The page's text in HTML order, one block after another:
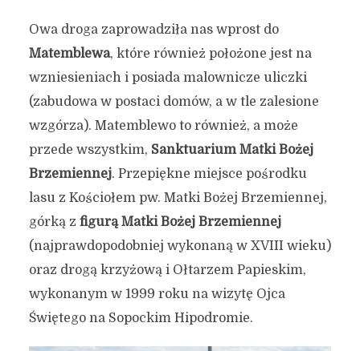
Owa droga zaprowadziła nas wprost do
Matemblewa, które również położone jest na
wzniesieniach i posiada malownicze uliczki
(zabudowa w postaci domów, a w tle zalesione
wzgórza). Matemblewo to również, a może
przede wszystkim, Sanktuarium Matki Bożej
Brzemiennej. Przepiękne miejsce pośrodku
lasu z Kościołem pw. Matki Bożej Brzemiennej,
górką z figurą Matki Bożej Brzemiennej
(najprawdopodobniej wykonaną w XVIII wieku)
oraz drogą krzyżową i Ołtarzem Papieskim,
wykonanym w 1999 roku na wizytę Ojca
Świętego na Sopockim Hipodromie.